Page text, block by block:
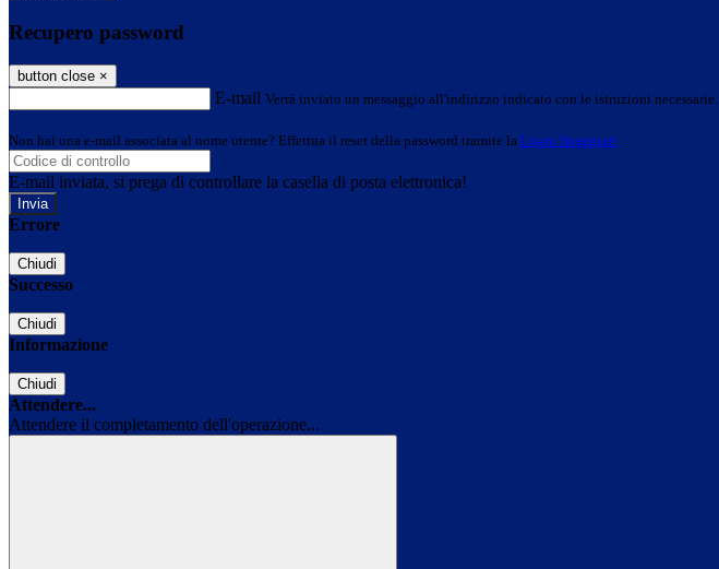
Recupero password
button close ×
E-mail Verrà inviato un messaggio all'indirizzo indicato con le istruzioni necessarie.
Non hai una e-mail associata al nome utente? Effettua il reset della password tramite la Login Spaggiari
E-mail inviata, si prega di controllare la casella di posta elettronica!
Errore
Chiudi
Successo
Chiudi
Informazione
Chiudi
Attendere...
Attendere il completamento dell'operazione...